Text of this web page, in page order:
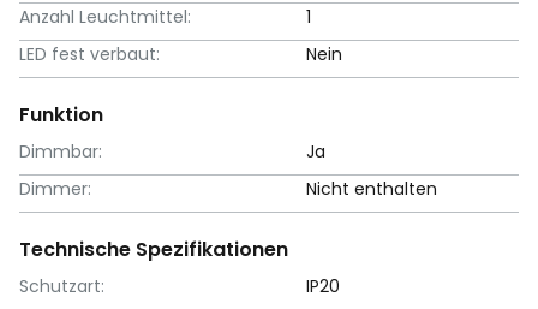
Anzahl Leuchtmittel:
1
LED fest verbaut:
Nein
Funktion
Dimmbar:
Ja
Dimmer:
Nicht enthalten
Technische Spezifikationen
Schutzart: IP20